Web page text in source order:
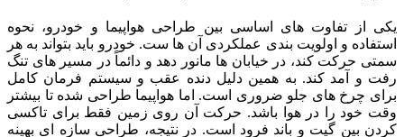
یکی از تفاوت‌ های اساسی بین طراحی هواپیما و خودرو، نحوه
استفاده و اولویت‌ بندی عملکردی آن‌ ها ست. خودرو باید بتواند به هر
سمتی حرکت کند، در خیابان‌ ها مانور دهد و دائماً در مسیر های تنگ
رفت‌ و آمد کند. به همین دلیل دنده عقب و سیستم فرمان کامل
برای چرخ‌ های جلو ضروری است. اما هواپیما طراحی شده تا بیشتر
وقت خود را در هوا باشد. حرکت آن روی زمین فقط برای تاکسی
کردن بین گیت و باند فرود است. در نتیجه، طراحی سازه‌ ای بهینه